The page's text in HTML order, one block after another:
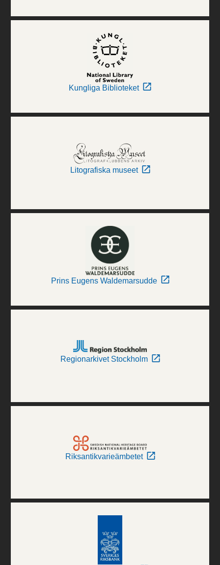
Kungliga Biblioteket
Litografiska museet
Prins Eugens Waldemarsudde
Regionarkivet Stockholm
Riksantikvarieämbetet